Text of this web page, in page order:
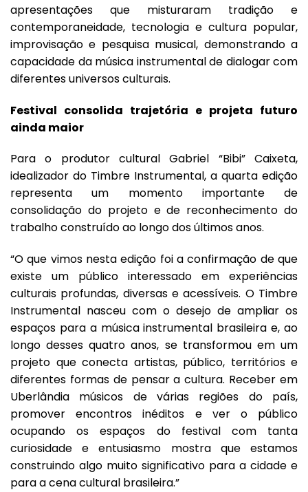
apresentações que misturaram tradição e
contemporaneidade, tecnologia e cultura popular,
improvisação e pesquisa musical, demonstrando a
capacidade da música instrumental de dialogar com
diferentes universos culturais.
Festival consolida trajetória e projeta futuro
ainda maior
Para o produtor cultural Gabriel “Bibi” Caixeta,
idealizador do Timbre Instrumental, a quarta edição
representa um momento importante de
consolidação do projeto e de reconhecimento do
trabalho construído ao longo dos últimos anos.
“O que vimos nesta edição foi a confirmação de que
existe um público interessado em experiências
culturais profundas, diversas e acessíveis. O Timbre
Instrumental nasceu com o desejo de ampliar os
espaços para a música instrumental brasileira e, ao
longo desses quatro anos, se transformou em um
projeto que conecta artistas, público, territórios e
diferentes formas de pensar a cultura. Receber em
Uberlândia músicos de várias regiões do país,
promover encontros inéditos e ver o público
ocupando os espaços do festival com tanta
curiosidade e entusiasmo mostra que estamos
construindo algo muito significativo para a cidade e
para a cena cultural brasileira.”